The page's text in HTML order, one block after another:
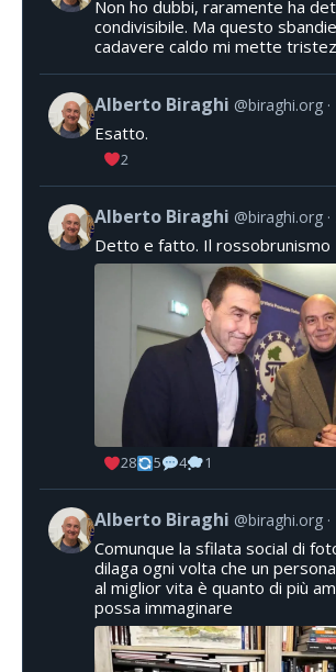
Non ho dubbi, raramente ha
condivisibile. Ma questo
cadavere caldo mi mette
Alberto Biraghi @biraghi.org
Esatto.
2
Alberto Biraghi @biraghi.org
Detto e fatto. Il rossobrunismo
28 5 4 1
Alberto Biraghi @biraghi.org
Comunque la sfilata social di
dilaga ogni volta che un
al miglior vita è quanto di più
possa immaginare